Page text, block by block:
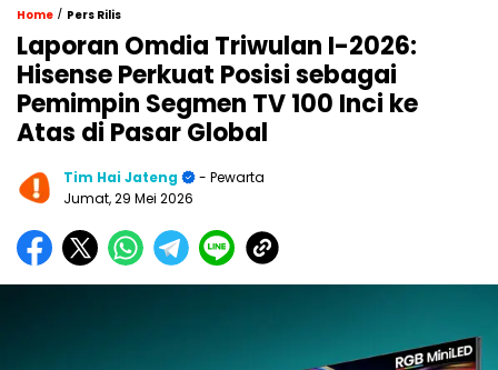
Home / Pers Rilis
Laporan Omdia Triwulan I-2026:
Hisense Perkuat Posisi sebagai
Pemimpin Segmen TV 100 Inci ke
Atas di Pasar Global
Tim Hai Jateng
- Pewarta
Jumat, 29 Mei 2026